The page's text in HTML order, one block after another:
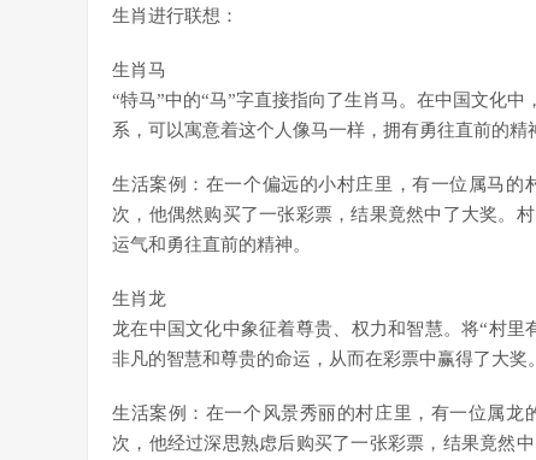
生肖进行联想：
生肖马
“特马”中的“马”字直接指向了生肖马。在中国文化
系，可以寓意着这个人像马一样，拥有勇往直前的精
生活案例：在一个偏远的小村庄里，有一位属马
次，他偶然购买了一张彩票，结果竟然中了大奖。
运气和勇往直前的精神。
生肖龙
龙在中国文化中象征着尊贵、权力和智慧。将“村
非凡的智慧和尊贵的命运，从而在彩票中赢得了大奖。
生活案例：在一个风景秀丽的村庄里，有一位属
次，他经过深思熟虑后购买了一张彩票，结果竟然